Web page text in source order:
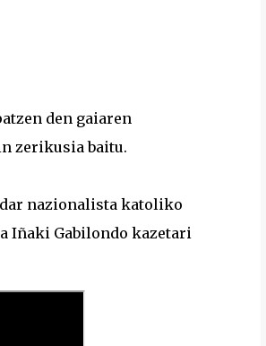
den gaiaren
zerikusia baitu.
nazionalista katoliko
Iñaki Gabilondo kazetari